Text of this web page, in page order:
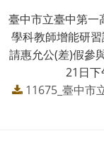
臺中市立臺中第一
學科教師增能研
請惠允公(差)假參
21日下
11675_臺中市